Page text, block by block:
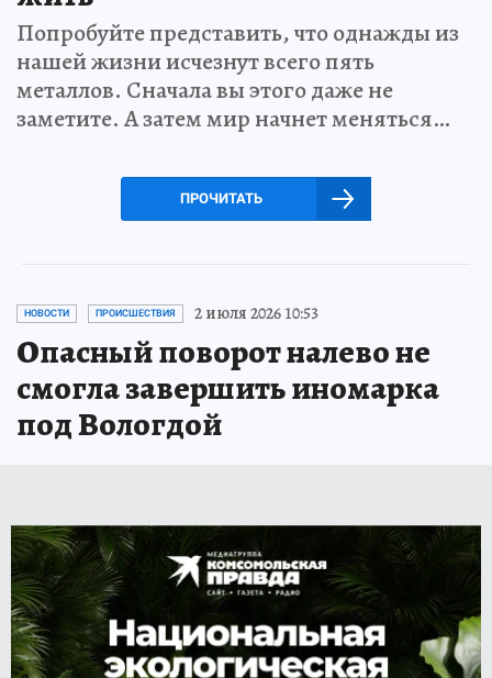
Попробуйте представить, что однажды из
нашей жизни исчезнут всего пять
металлов. Сначала вы этого даже не
заметите. А затем мир начнет меняться…
ПРОЧИТАТЬ
НОВОСТИ ПРОИСШЕСТВИЯ 2 июля 2026 10:53
Опасный поворот налево не
смогла завершить иномарка
под Вологдой